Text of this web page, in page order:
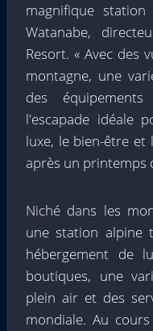
magnifique
Watanabe,
Resort. « Avec des
montagne, une
des
l'escapade idéale
luxe, le bien-être et
après un printemps
Niché dans les
une station alpine
hébergement de
boutiques, une
plein air et des
mondiale. Au